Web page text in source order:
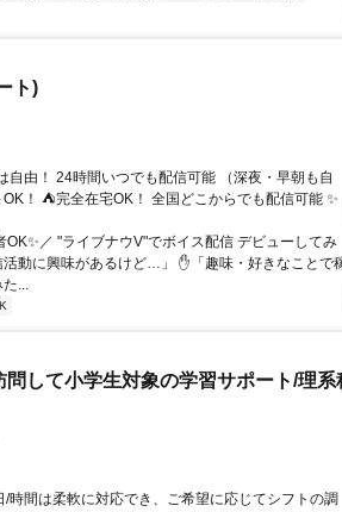
ト)
自由！ 24時間いつでも配信可能 （深夜・早朝も自
！ ⛺完全在宅OK！ 全国どこからでも配信可能 ✨
OK✨／ "ライブナウV"でボイス配信 デビューしてみ
活動に興味があるけど…」 ✋「趣味・好きなことで
...
問して小学生対象の学習サポート/理
時間は柔軟に対応でき、ご希望に応じてシフトの調